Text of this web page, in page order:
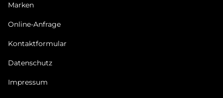
Marken
Online-Anfrage
Kontaktformular
Datenschutz
Impressum